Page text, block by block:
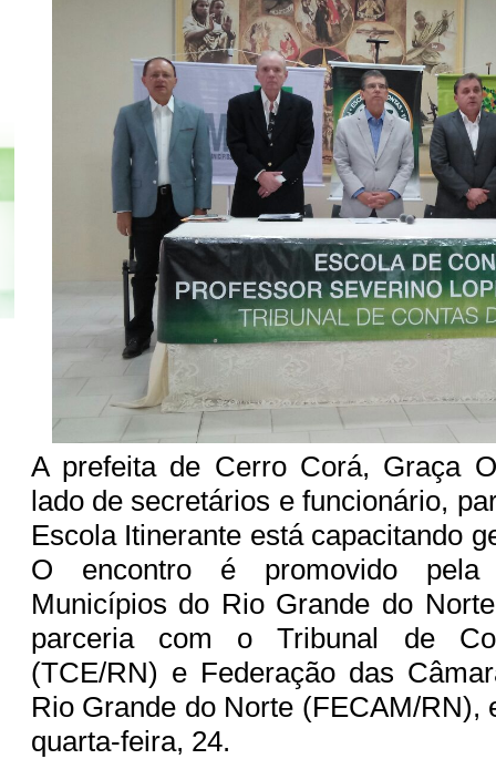
A prefeita de Cerro Corá, Graça
lado de secretários e funcionário,
Escola Itinerante está capacitando
O encontro é promovido pela
Municípios do Rio Grande do
parceria com o Tribunal de
(TCE/RN) e Federação das
Rio Grande do Norte (FECAM/RN),
quarta-feira, 24.